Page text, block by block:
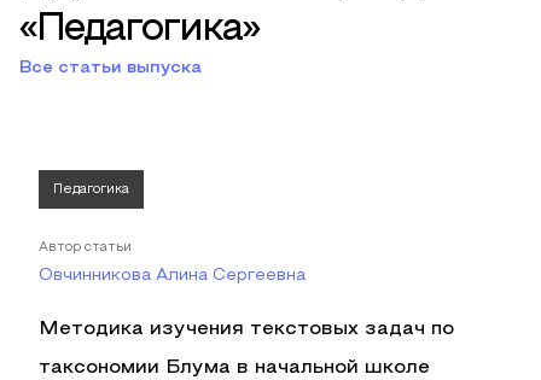
«Педагогика»
Все статьи выпуска
Педагогика
Автор статьи
Овчинникова Алина Сергеевна
Методика изучения текстовых задач по
таксономии Блума в начальной школе